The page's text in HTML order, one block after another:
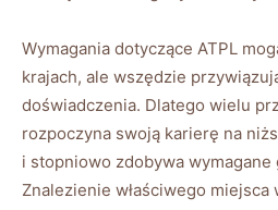
Wymagania dotyczące ATPL
krajach, ale wszędzie
doświadczenia. Dlatego wielu
rozpoczyna swoją karierę na
i stopniowo zdobywa
Znalezienie właściwego